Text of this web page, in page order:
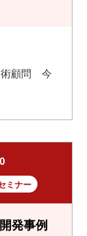
術顧問 今
ミナー
発事例